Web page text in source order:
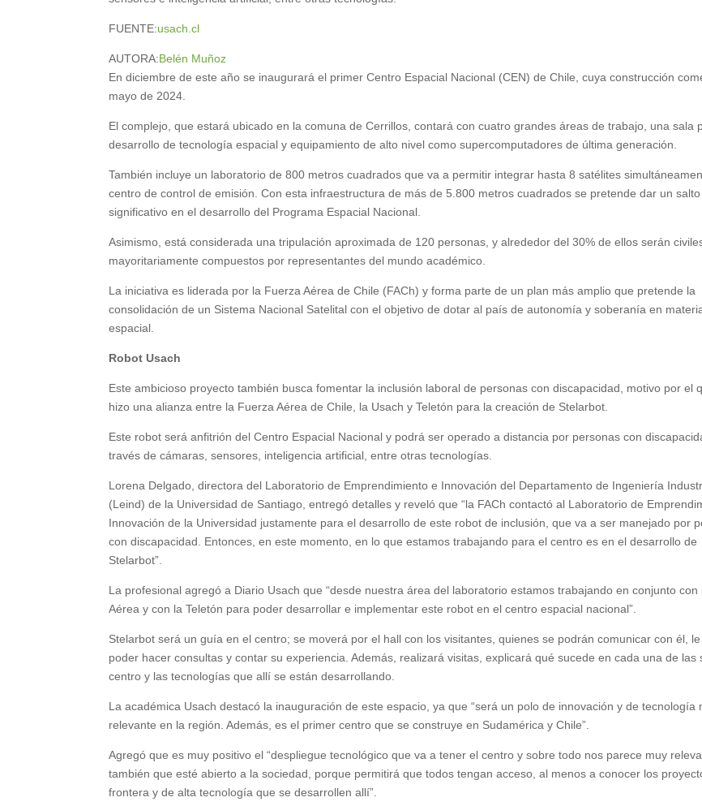
FUENTE:usach.cl
AUTORA:Belén Muñoz
En diciembre de este año se inaugurará el primer Centro Espacial Nacional (CEN) de Chile, cuya construcción
mayo de 2024.
El complejo, que estará ubicado en la comuna de Cerrillos, contará con cuatro grandes áreas de trabajo, una sala
desarrollo de tecnología espacial y equipamiento de alto nivel como supercomputadores de última generación.
También incluye un laboratorio de 800 metros cuadrados que va a permitir integrar hasta 8 satélites
centro de control de emisión. Con esta infraestructura de más de 5.800 metros cuadrados se pretende dar un salto
significativo en el desarrollo del Programa Espacial Nacional.
Asimismo, está considerada una tripulación aproximada de 120 personas, y alrededor del 30% de ellos serán
mayoritariamente compuestos por representantes del mundo académico.
La iniciativa es liderada por la Fuerza Aérea de Chile (FACh) y forma parte de un plan más amplio que pretende la
consolidación de un Sistema Nacional Satelital con el objetivo de dotar al país de autonomía y soberanía en
espacial.
Robot Usach
Este ambicioso proyecto también busca fomentar la inclusión laboral de personas con discapacidad, motivo por el
hizo una alianza entre la Fuerza Aérea de Chile, la Usach y Teletón para la creación de Stelarbot.
Este robot será anfitrión del Centro Espacial Nacional y podrá ser operado a distancia por personas con
través de cámaras, sensores, inteligencia artificial, entre otras tecnologías.
Lorena Delgado, directora del Laboratorio de Emprendimiento e Innovación del Departamento de Ingeniería
(Leind) de la Universidad de Santiago, entregó detalles y reveló que “la FACh contactó al Laboratorio de
Innovación de la Universidad justamente para el desarrollo de este robot de inclusión, que va a ser manejado por
con discapacidad. Entonces, en este momento, en lo que estamos trabajando para el centro es en el desarrollo de
Stelarbot”.
La profesional agregó a Diario Usach que “desde nuestra área del laboratorio estamos trabajando en conjunto con
Aérea y con la Teletón para poder desarrollar e implementar este robot en el centro espacial nacional”.
Stelarbot será un guía en el centro; se moverá por el hall con los visitantes, quienes se podrán comunicar con él,
poder hacer consultas y contar su experiencia. Además, realizará visitas, explicará qué sucede en cada una de las
centro y las tecnologías que allí se están desarrollando.
La académica Usach destacó la inauguración de este espacio, ya que “será un polo de innovación y de tecnología
relevante en la región. Además, es el primer centro que se construye en Sudamérica y Chile”.
Agregó que es muy positivo el “despliegue tecnológico que va a tener el centro y sobre todo nos parece muy
también que esté abierto a la sociedad, porque permitirá que todos tengan acceso, al menos a conocer los
frontera y de alta tecnología que se desarrollen allí”.